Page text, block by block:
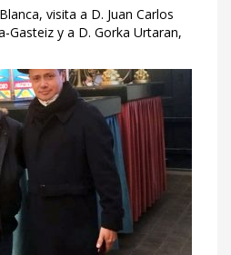
visita a D. Juan Carlos
Gasteiz y a D. Gorka Urtaran,